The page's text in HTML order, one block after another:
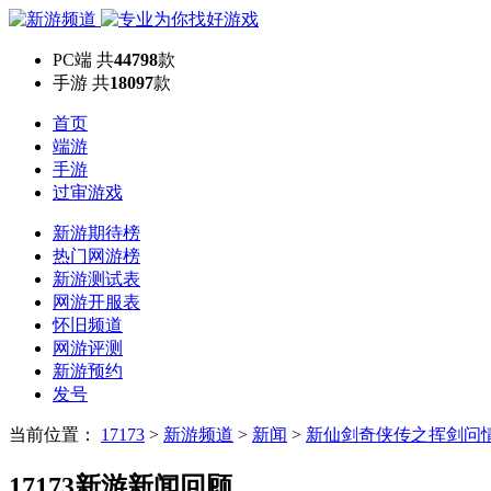
PC端 共44798款
手游 共18097款
首页
端游
手游
过审游戏
新游期待榜
热门网游榜
新游测试表
网游开服表
怀旧频道
网游评测
新游预约
发号
当前位置： 17173 > 新游频道 > 新闻 > 新仙剑奇侠传之挥剑问